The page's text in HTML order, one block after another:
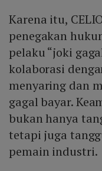
Karena itu,
penegakan
pelaku “joki
kolaborasi
menyaring dan
gagal bayar.
bukan hanya
tetapi juga
pemain industri.